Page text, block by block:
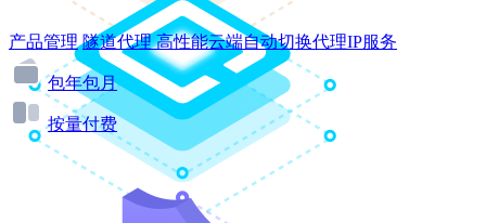
产品管理 隧道代理 高性能云端自动切换代理IP服务
包年包月
按量付费